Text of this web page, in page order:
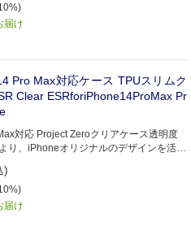
届け
Pro Max対応ケース TPUスリムク
Clear ESRforiPhone14ProMax Pr
対応 Project Zeroクリアケース透明度
り、iPhoneオリジナルのデザインを活か
。
)
届け